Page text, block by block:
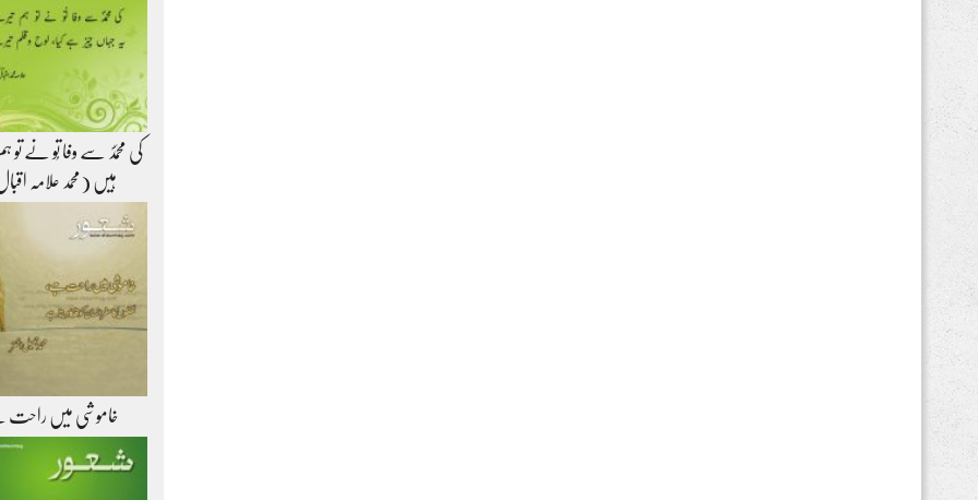
کی محمّدؐ سے وفا تُو نے تو
ہیں (محمد علامہ
خاموشی میں